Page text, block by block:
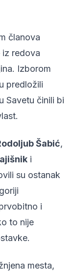
članova
iz redova
Izborom
predložili
Savetu činili bi
Šabić,
i
su ostanak
i
to nije
.
mesta,